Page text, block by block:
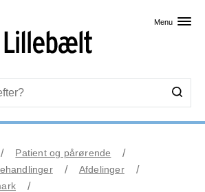
Menu
Patient og pårørende
Afdelinger